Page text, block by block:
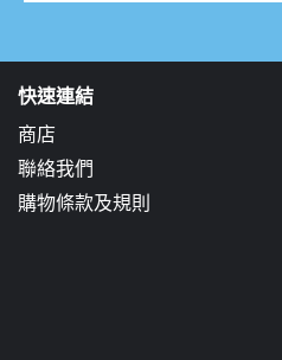
快速連結
商店
聯絡我們
購物條款及規則